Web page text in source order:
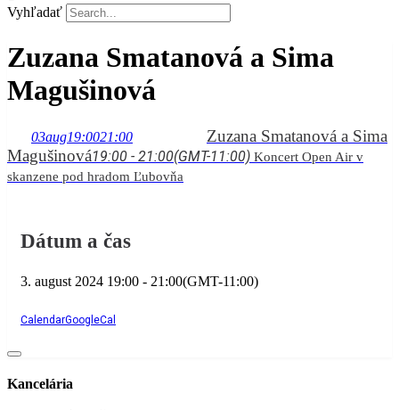
Vyhľadať
Zuzana Smatanová a Sima
Magušinová
03aug19:0021:00
Zuzana Smatanová a Sima
Magušinová19:00 - 21:00(GMT-11:00) Koncert Open Air v
skanzene pod hradom Ľubovňa
Dátum a čas
3. august 2024 19:00 - 21:00(GMT-11:00)
CalendarGoogleCal
Kancelária